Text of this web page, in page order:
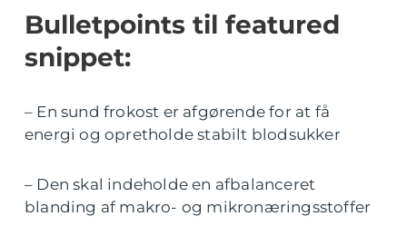
Bulletpoints til featured
snippet:
– En sund frokost er afgørende for at få
energi og opretholde stabilt blodsukker
– Den skal indeholde en afbalanceret
blanding af makro- og mikronæringsstoffer